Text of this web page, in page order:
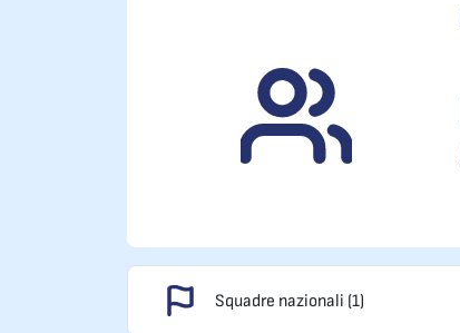
Squadre nazionali (1)